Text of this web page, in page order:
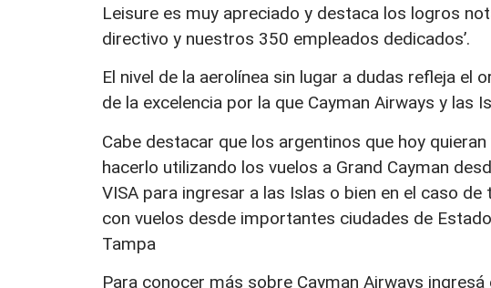
Leisure es muy apreciado y destaca los logros
directivo y nuestros 350 empleados dedicados’.
El nivel de la aerolínea sin lugar a dudas refleja el
de la excelencia por la que Cayman Airways y las
Cabe destacar que los argentinos que hoy
hacerlo utilizando los vuelos a Grand Cayman
VISA para ingresar a las Islas o bien en el caso de
con vuelos desde importantes ciudades de
Tampa
Para conocer más sobre Cayman Airways ingresá